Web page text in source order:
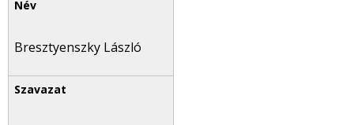
Bresztyenszky László